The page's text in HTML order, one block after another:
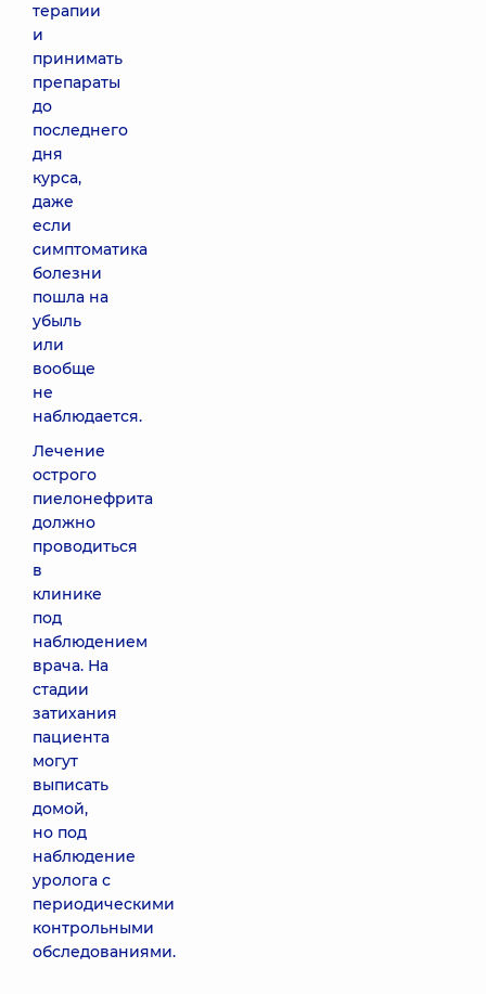
терапии
и
принимать
препараты
до
последнего
дня
курса,
даже
если
симптоматика
болезни
пошла на
убыль
или
вообще
не
наблюдается.
Лечение
острого
пиелонефрита
должно
проводиться
в
клинике
под
наблюдением
врача. На
стадии
затихания
пациента
могут
выписать
домой,
но под
наблюдение
уролога с
периодическими
контрольными
обследованиями.